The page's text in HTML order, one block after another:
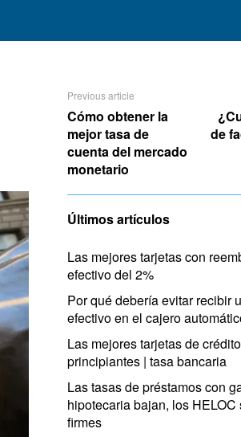
Previous article
Cómo obtener la
mejor tasa de
cuenta del mercado
monetario
de
Últimos artículos
Las mejores tarjetas con
efectivo del 2%
Por qué debería evitar recibir
efectivo en el cajero
Las mejores tarjetas de
principiantes | tasa bancaria
Las tasas de préstamos con
hipotecaria bajan, los HELOC
firmes